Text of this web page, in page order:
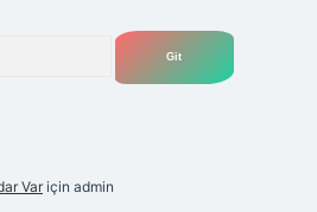
Var için admin